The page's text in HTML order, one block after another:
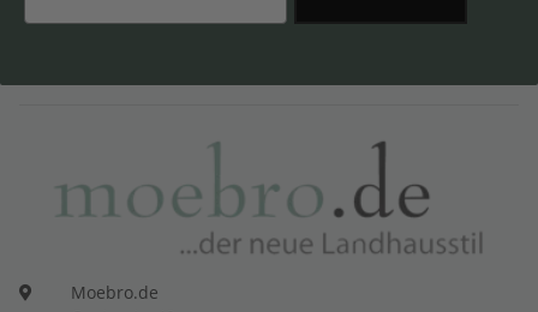
Moebro.de